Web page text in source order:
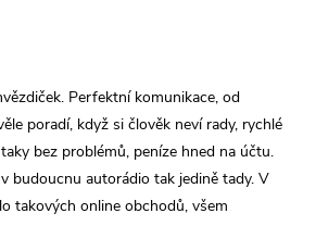
Perfektní komunikace, od
poradí, když si člověk neví rady, rychlé
bez problémů, peníze hned na účtu.
budoucnu autorádio tak jedině tady. V
takových online obchodů, všem